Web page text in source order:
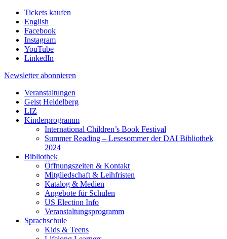
Tickets kaufen
English
Facebook
Instagram
YouTube
LinkedIn
Newsletter abonnieren
Veranstaltungen
Geist Heidelberg
LIZ
Kinderprogramm
International Children’s Book Festival
Summer Reading – Lesesommer der DAI Bibliothek
2024
Bibliothek
Öffnungszeiten & Kontakt
Mitgliedschaft & Leihfristen
Katalog & Medien
Angebote für Schulen
US Election Info
Veranstaltungsprogramm
Sprachschule
Kids & Teens